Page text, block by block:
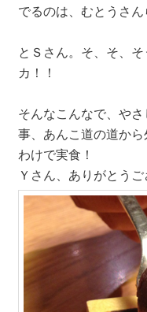
でるのは、むとうさん
とＳさん。そ、そ、
カ！！
そんなこんなで、や
事、あんこ道の道か
わけで実食！
Ｙさん、ありがとうご